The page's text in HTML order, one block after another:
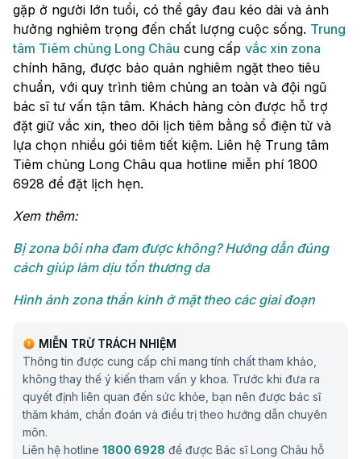
gặp ở người lớn tuổi, có thể gây đau kéo dài và ảnh
hưởng nghiêm trọng đến chất lượng cuộc sống. Trung
tâm Tiêm chủng Long Châu cung cấp vắc xin zona
chính hãng, được bảo quản nghiêm ngặt theo tiêu
chuẩn, với quy trình tiêm chủng an toàn và đội ngũ
bác sĩ tư vấn tận tâm. Khách hàng còn được hỗ trợ
đặt giữ vắc xin, theo dõi lịch tiêm bằng sổ điện tử và
lựa chọn nhiều gói tiêm tiết kiệm. Liên hệ Trung tâm
Tiêm chủng Long Châu qua hotline miễn phí 1800
6928 để đặt lịch hẹn.
Xem thêm:
Bị zona bôi nha đam được không? Hướng dẫn đúng
cách giúp làm dịu tổn thương da
Hình ảnh zona thần kinh ở mặt theo các giai đoạn
MIỄN TRỪ TRÁCH NHIỆM
Thông tin được cung cấp chỉ mang tính chất tham khảo,
không thay thế ý kiến tham vấn y khoa. Trước khi đưa ra
quyết định liên quan đến sức khỏe, bạn nên được bác sĩ
thăm khám, chẩn đoán và điều trị theo hướng dẫn chuyên
môn.
Liên hệ hotline 1800 6928 để được Bác sĩ Long Châu hỗ